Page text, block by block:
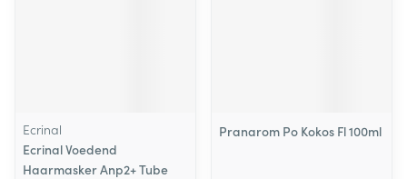
Ecrinal
Ecrinal Voedend
Haarmasker Anp2+ Tube
Pranarom Po Kokos Fl 100ml